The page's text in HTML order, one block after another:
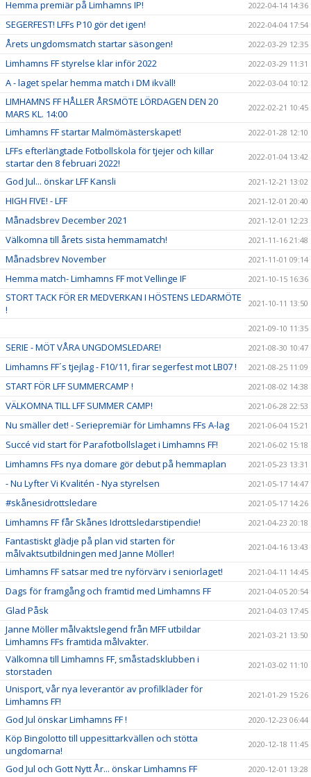
Hemma premiär på Limhamns IP! 2022-04-14 14:36
SEGERFEST! LFFs P10 gör det igen! 2022-04-04 17:54
Årets ungdomsmatch startar säsongen! 2022-03-29 12:35
Limhamns FF styrelse klar inför 2022 2022-03-29 11:31
A - laget spelar hemma match i DM ikväll! 2022-03-04 10:12
LIMHAMNS FF HÅLLER ÅRSMÖTE LÖRDAGEN DEN 20
MARS KL. 14:00
2022-02-21 10:45
Limhamns FF startar Malmömästerskapet! 2022-01-28 12:10
LFFs efterlängtade Fotbollskola för tjejer och killar
startar den 8 februari 2022!
2022-01-04 13:42
God Jul... önskar LFF Kansli 2021-12-21 13:02
HIGH FIVE! - LFF 2021-12-01 20:40
Månadsbrev December 2021 2021-12-01 12:23
Välkomna till årets sista hemmamatch! 2021-11-16 21:48
Månadsbrev November 2021-11-01 09:14
Hemma match- Limhamns FF mot Vellinge IF 2021-10-15 16:36
STORT TACK FÖR ER MEDVERKAN I HÖSTENS LEDARMÖTE
!
2021-10-11 13:50
2021-09-10 11:35
SERIE - MÖT VÅRA UNGDOMSLEDARE! 2021-08-30 10:47
Limhamns FF´s tjejlag - F10/11, firar segerfest mot LB07 ! 2021-08-25 11:09
START FÖR LFF SUMMERCAMP ! 2021-08-02 14:38
VÄLKOMNA TILL LFF SUMMER CAMP! 2021-06-28 22:53
Nu smäller det! - Seriepremiär för Limhamns FFs A-lag 2021-06-04 15:21
Succé vid start för Parafotbollslaget i Limhamns FF! 2021-06-02 15:18
Limhamns FFs nya domare gör debut på hemmaplan 2021-05-23 13:31
- Nu Lyfter Vi Kvalitén - Nya styrelsen 2021-05-17 14:47
#skånesidrottsledare 2021-05-17 14:26
Limhamns FF får Skånes Idrottsledarstipendie! 2021-04-23 20:18
Fantastiskt glädje på plan vid starten för
målvaktsutbildningen med Janne Möller!
2021-04-16 13:43
Limhamns FF satsar med tre nyförvärv i seniorlaget! 2021-04-11 14:45
Dags för framgång och framtid med Limhamns FF 2021-04-05 20:54
Glad Påsk 2021-04-03 17:45
Janne Möller målvaktslegend från MFF utbildar
Limhamns FFs framtida målvakter.
2021-03-21 13:50
Välkomna till Limhamns FF, småstadsklubben i
storstaden
2021-03-02 11:10
Unisport, vår nya leverantör av profilkläder för
Limhamns FF!
2021-01-29 15:26
God Jul önskar Limhamns FF ! 2020-12-23 06:44
Köp Bingolotto till uppesittarkvällen och stötta
ungdomarna!
2020-12-18 11:45
God Jul och Gott Nytt År... önskar Limhamns FF 2020-12-01 13:28